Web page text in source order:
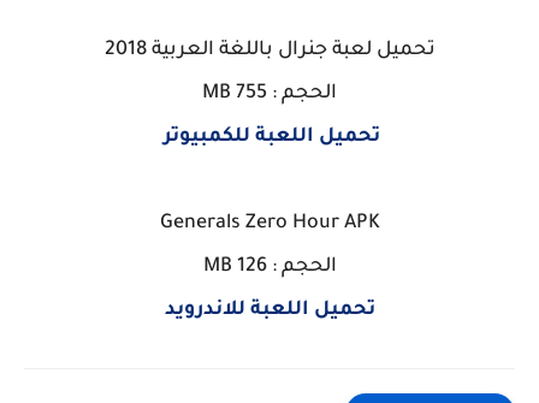
تحميل لعبة جنرال باللغة العربية 2018
الحجم : 755 MB
تحميل اللعبة للكمبيوتر
Generals Zero Hour APK
الحجم : 126 MB
تحميل اللعبة للاندرويد